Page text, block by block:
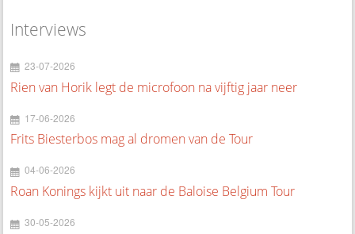
Interviews
23-07-2026
Rien van Horik legt de microfoon na vijftig jaar neer
17-06-2026
Frits Biesterbos mag al dromen van de Tour
04-06-2026
Roan Konings kijkt uit naar de Baloise Belgium Tour
30-05-2026